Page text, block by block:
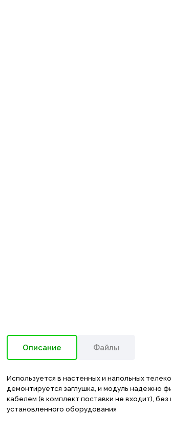
Описание Файлы
Используется в настенных и напольных
демонтируется заглушка, и модуль надежно
кабелем (в комплект поставки не входит),
установленного оборудования